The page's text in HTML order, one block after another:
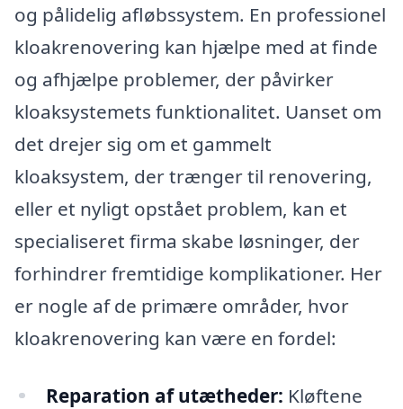
og pålidelig afløbssystem. En professionel
kloakrenovering kan hjælpe med at finde
og afhjælpe problemer, der påvirker
kloaksystemets funktionalitet. Uanset om
det drejer sig om et gammelt
kloaksystem, der trænger til renovering,
eller et nyligt opstået problem, kan et
specialiseret firma skabe løsninger, der
forhindrer fremtidige komplikationer. Her
er nogle af de primære områder, hvor
kloakrenovering kan være en fordel:
Reparation af utætheder: Kløftene